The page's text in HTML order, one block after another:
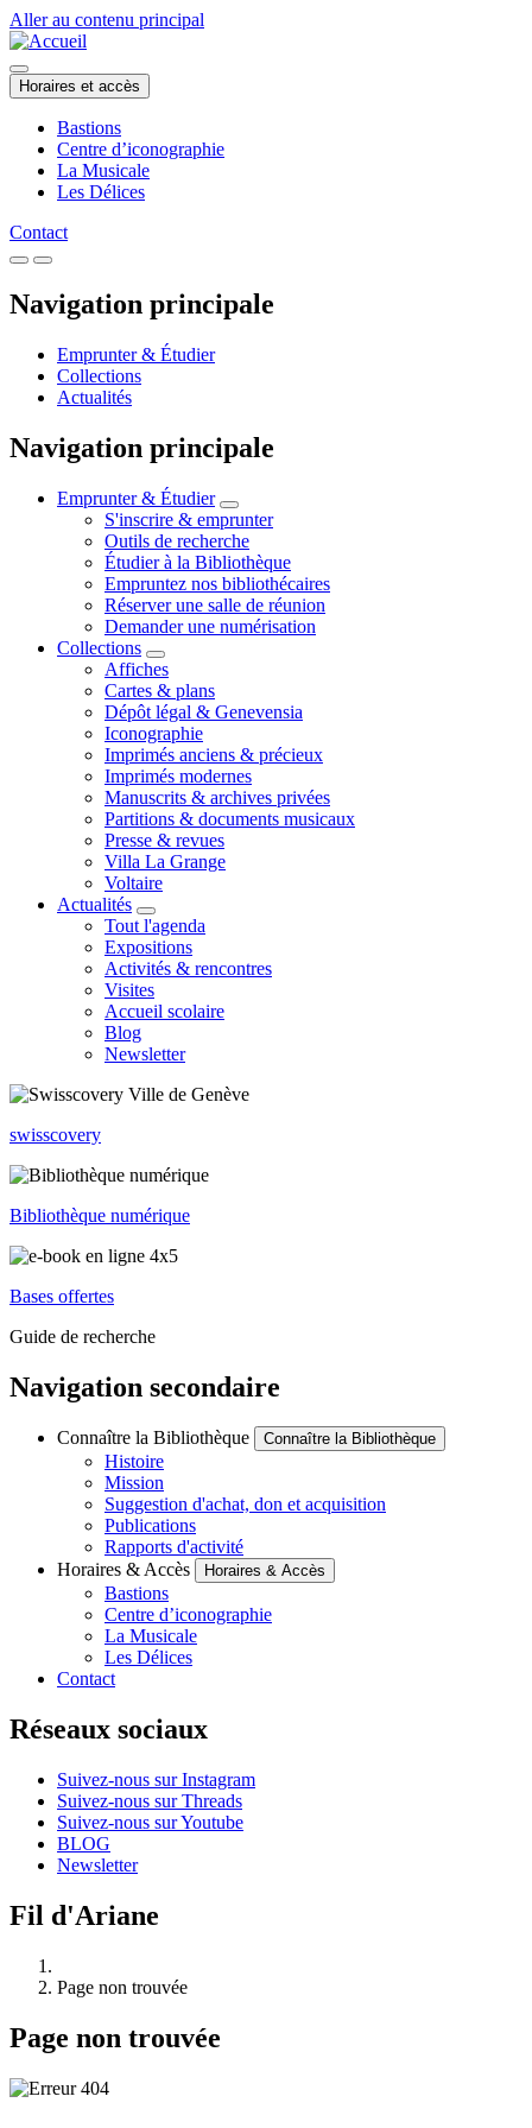
Aller au contenu principal
Horaires et accès
Bastions
Centre d’iconographie
La Musicale
Les Délices
Contact
Navigation principale
Emprunter & Étudier
Collections
Actualités
Navigation principale
Emprunter & Étudier
S'inscrire & emprunter
Outils de recherche
Étudier à la Bibliothèque
Empruntez nos bibliothécaires
Réserver une salle de réunion
Demander une numérisation
Collections
Affiches
Cartes & plans
Dépôt légal & Genevensia
Iconographie
Imprimés anciens & précieux
Imprimés modernes
Manuscrits & archives privées
Partitions & documents musicaux
Presse & revues
Villa La Grange
Voltaire
Actualités
Tout l'agenda
Expositions
Activités & rencontres
Visites
Accueil scolaire
Blog
Newsletter
swisscovery
Bibliothèque numérique
Bases offertes
Guide de recherche
Navigation secondaire
Connaître la Bibliothèque Connaître la Bibliothèque
Histoire
Mission
Suggestion d'achat, don et acquisition
Publications
Rapports d'activité
Horaires & Accès
Horaires & Accès
Bastions
Centre d’iconographie
La Musicale
Les Délices
Contact
Réseaux sociaux
Suivez-nous sur Instagram
Suivez-nous sur Threads
Suivez-nous sur Youtube
BLOG
Newsletter
Fil d'Ariane
Page non trouvée
Page non trouvée